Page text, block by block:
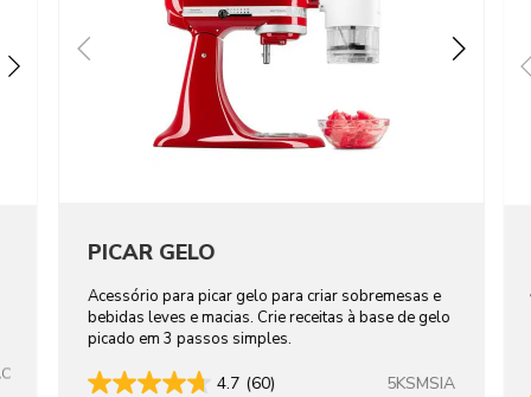
PICAR GELO
Acessório para picar gelo para criar sobremesas e
bebidas leves e macias. Crie receitas à base de gelo
picado em 3 passos simples.
4.7 (60) 5KSMSIA